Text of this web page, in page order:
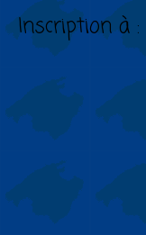
Inscription à :